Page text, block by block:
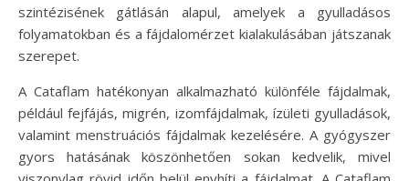
szintézisének gátlásán alapul, amelyek a gyulladásos
folyamatokban és a fájdalomérzet kialakulásában játszanak
szerepet.
A Cataflam hatékonyan alkalmazható különféle fájdalmak,
például fejfájás, migrén, izomfájdalmak, ízületi gyulladások,
valamint menstruációs fájdalmak kezelésére. A gyógyszer
gyors hatásának köszönhetően sokan kedvelik, mivel